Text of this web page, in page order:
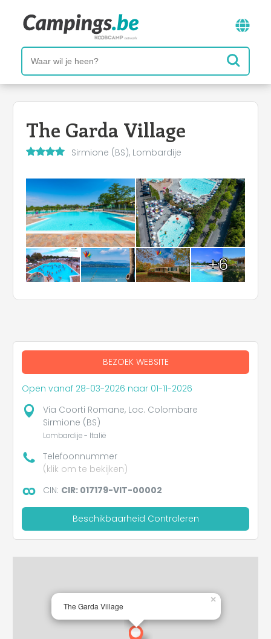
The Garda Village
Sirmione (BS), Lombardije
+6
BEZOEK WEBSITE
Open vanaf 28-03-2026 naar 01-11-2026
Via Coorti Romane, Loc. Colombare
Sirmione (BS)
Lombardije - Italië
Telefoonnummer
(klik om te bekijken)
CIN: CIR: 017179-VIT-00002
Beschikbaarheid Controleren
The Garda Village
×